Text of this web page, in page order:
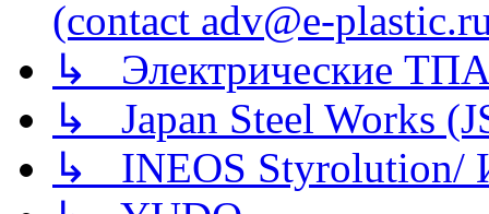
(contact adv@e-
↳ Электрические
↳ Japan Steel Works
↳ INEOS